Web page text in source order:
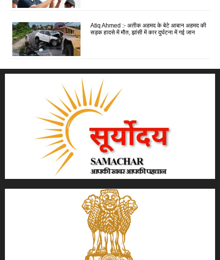
Atiq Ahmed :- अतीक अहमद के बेटे आबान अहमद की
सड़क हादसे में मौत, झांसी में कार दुर्घटना में गई जान